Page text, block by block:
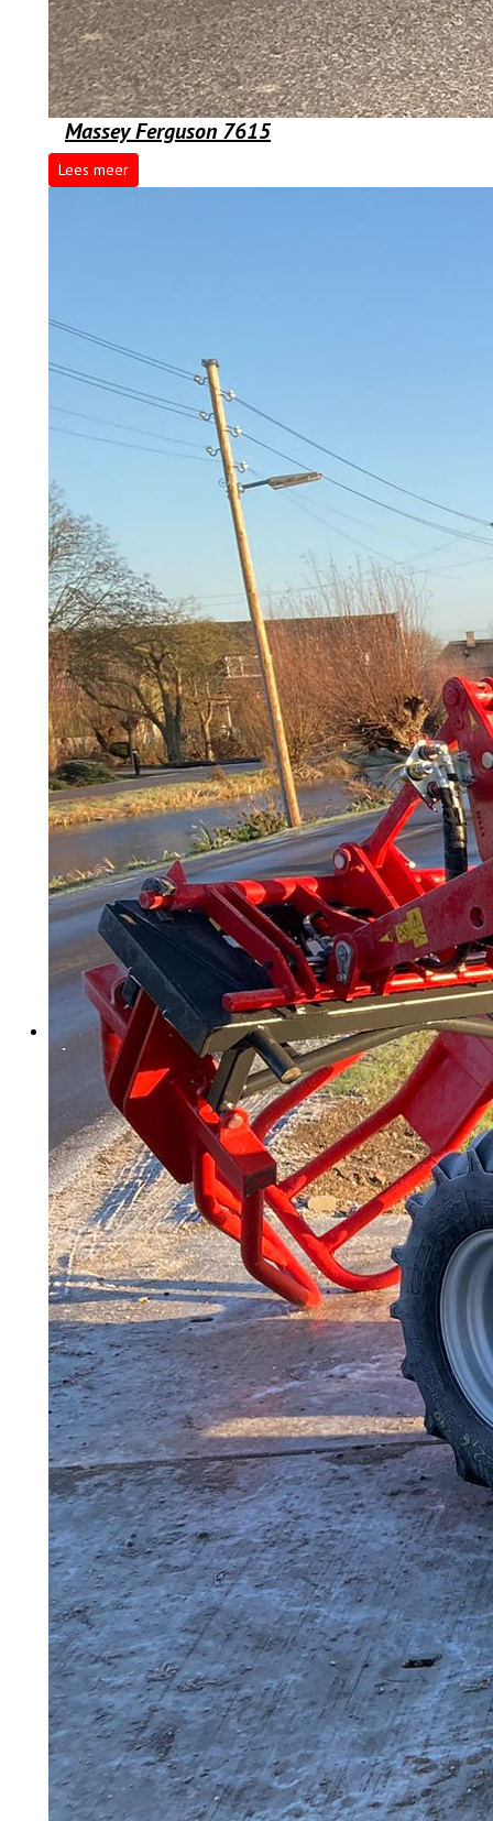
Massey Ferguson 7615
Lees meer